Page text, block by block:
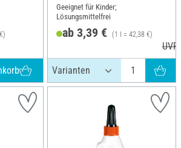
Geeignet für Kinder;
Lösungsmittelfrei
ab 3,39 € (1 l = 42,38 €)